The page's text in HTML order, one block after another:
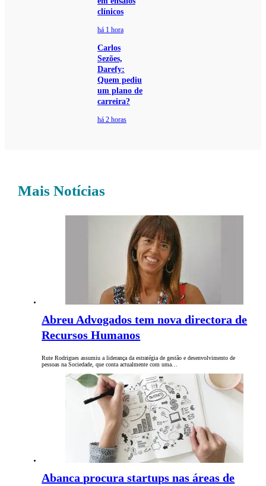
clínicos
há 1 hora
Carlos
Sezões,
Darefy:
Quem pediu
um plano de
carreira?
há 2 horas
Mais Notícias
Abreu Advogados tem nova directora de
Recursos Humanos
Rute Rodrigues assumiu a liderança da estratégia de gestão e desenvolvimento de
pessoas na Sociedade, que conta actualmente com uma…
Abanca procura startups nas áreas de